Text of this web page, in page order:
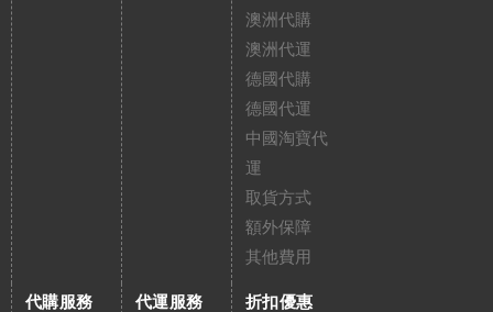
澳洲代購
澳洲代運
德國代購
德國代運
中國淘寶代
運
取貨方式
額外保障
其他費用
代購服務 代運服務 折扣優惠